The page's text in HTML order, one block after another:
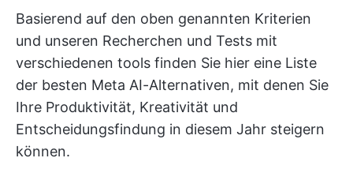
Basierend auf den oben genannten Kriterien
und unseren Recherchen und Tests mit
verschiedenen tools finden Sie hier eine Liste
der besten Meta AI-Alternativen, mit denen Sie
Ihre Produktivität, Kreativität und
Entscheidungsfindung in diesem Jahr steigern
können.